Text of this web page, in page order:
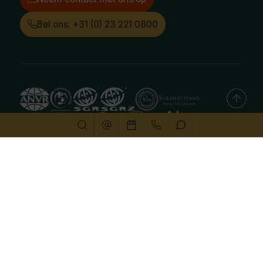
Bel ons: +31 (0) 23 221 0800